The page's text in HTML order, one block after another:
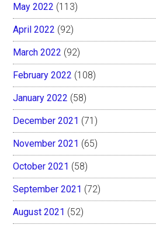
May 2022 (113)
April 2022 (92)
March 2022 (92)
February 2022 (108)
January 2022 (58)
December 2021 (71)
November 2021 (65)
October 2021 (58)
September 2021 (72)
August 2021 (52)